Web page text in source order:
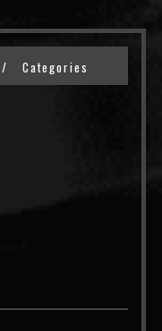
Categories